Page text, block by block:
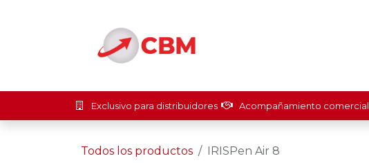
Exclusivo para distribuidores Acompañamiento comercial
Todos los productos IRISPen Air 8